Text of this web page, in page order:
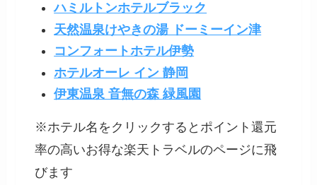
ハミルトンホテルブラック
天然温泉けやきの湯 ドーミーイン津
コンフォートホテル伊勢
ホテルオーレ イン 静岡
伊東温泉 音無の森 緑風園
※ホテル名をクリックするとポイント還元
率の高いお得な楽天トラベルのページに飛
びます